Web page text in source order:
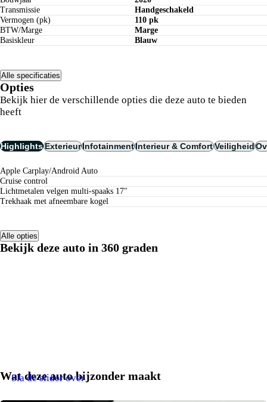
Transmissie
Handgeschakeld
Vermogen (pk)
110 pk
BTW/Marge
Marge
Basiskleur
Blauw
Alle specificaties
Opties
Bekijk hier de verschillende opties die deze auto te bieden
heeft
HighlightsExterieurInfotainmentInterieur & ComfortVeiligheid
Apple Carplay/Android Auto
cruise control
lichtmetalen velgen multi-spaaks 17"
trekhaak met afneembare kogel
Alle opties
Bekijk deze auto in 360 graden
Wat deze auto bijzonder maakt
Sla de slider over